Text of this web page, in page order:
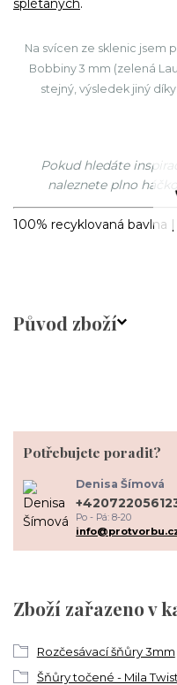
splétaných.
Na svícen ze sklenic jsem
Bobbiny 3 mm (zelená
stejný, výsledek jiný
Pokud hledáte
naleznete plno
100% recyklovaná bavlna
Původ zboží
Zboží zařazeno v
Rozčesávací šňůry 3mm
Šňůry točené - Mila
Potřebujete poradit?
Denisa Šímová
Po - Pá: 8-20